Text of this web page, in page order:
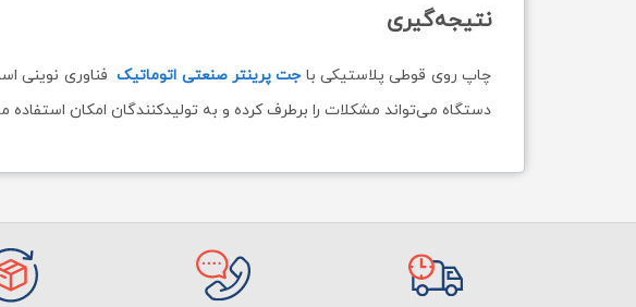
نتیجه‌گیری
چاپ روی قوطی پلاستیکی با جت پرینتر صنعتی اتوماتیکفناوری نوینی
دستگاه می‌تواند مشکلات را برطرف کرده و به تولیدکنندگان امکان استفاده